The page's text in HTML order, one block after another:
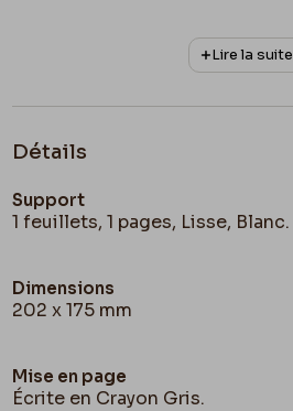
Lire la suite
Détails
Support
1 feuillets, 1 pages, Lisse, Blanc.
Dimensions
202 x 175 mm
Mise en page
Écrite en Crayon Gris.